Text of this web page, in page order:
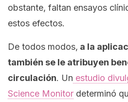
obstante, faltan ensayos
estos efectos.
De todos modos, a la
también se le atribuyen
circulación. Un estudio
Science Monitor determinó